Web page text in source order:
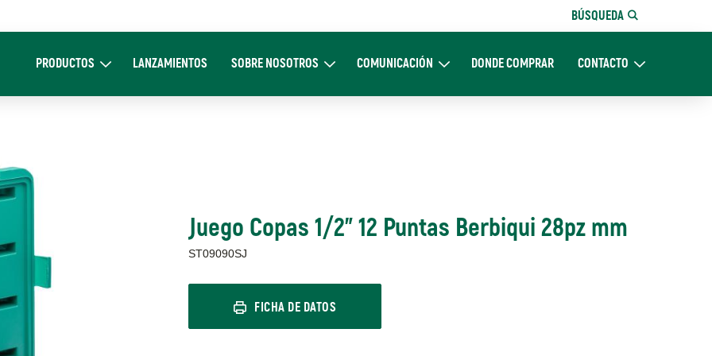
BÚSQUEDA
navigation
PRODUCTOSExpand ProductosLANZAMIENTOS SOBRE NOSOTROSExpand Sobre NosotrosCOMUNICACIÓNExpand ComunicaciónDONDE COMPRAR CONTACTOExpand CONTACTO
Juego Copas 1/2" 12 Puntas Berbiqui 28pz mm
ST09090SJ
FICHA DE DATOS